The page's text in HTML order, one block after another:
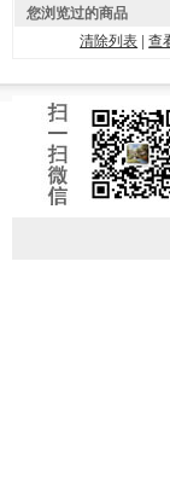
您浏览过的商品
清除列表 |查